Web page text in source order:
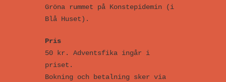
Gröna rummet på Konstepidemin (i
Blå Huset).
Pris
50 kr. Adventsfika ingår i
priset.
Bokning och betalning sker via